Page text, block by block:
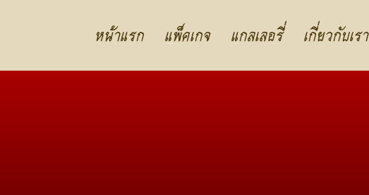
หน้าแรก แพ็คเกจ แกลเลอรี่ เกี่ยวกับเรา